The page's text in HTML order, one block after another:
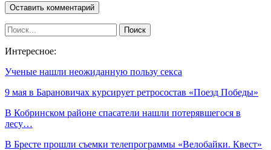
Интересное:
Ученые нашли неожиданную пользу секса
9 мая в Барановичах курсирует ретросостав «Поезд Победы»
В Кобринском районе спасатели нашли потерявшегося в
лесу…
В Бресте прошли съемки телепрограммы «Велобайки. Квест»